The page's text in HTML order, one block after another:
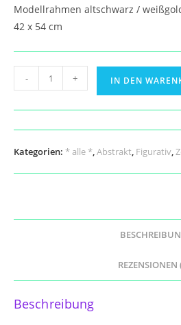
Modellrahmen altschwarz /
42 x 54 cm
Günther
Scholz
Menge
- + IN DEN
Kategorien: * alle *,Abstrakt, Figurativ,
REZENSIONEN
Beschreibung